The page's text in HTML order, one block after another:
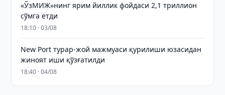
«ЎзМИЖ»нинг ярим йиллик фойдаси 2,1 триллион
сўмга етди
18:10 · 03/08
New Port турар-жой мажмуаси қурилиши юзасидан
жиноят иши қўзғатилди
18:40 · 04/08